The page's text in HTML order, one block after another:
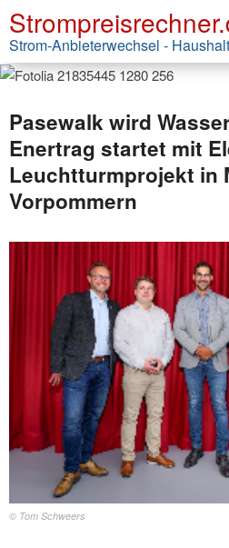
Strom-Anbieterwechsel -
Pasewalk wird
Enertrag startet mit
Leuchtturmprojekt in
Vorpommern
© Tom Schweers